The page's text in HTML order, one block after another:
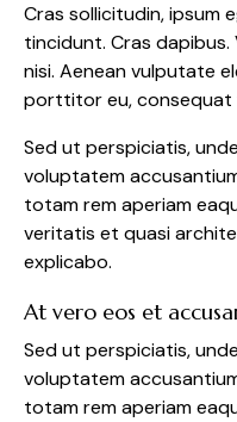
Cras sollicitudin, ipsum
tincidunt. Cras dapibus.
nisi. Aenean vulputate
porttitor eu, consequat
Sed ut perspiciatis,
voluptatem
totam rem aperiam
veritatis et quasi
explicabo.
At vero eos et
Sed ut perspiciatis,
voluptatem
totam rem aperiam